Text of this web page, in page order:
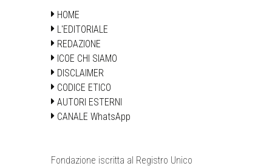
HOME
L'EDITORIALE
REDAZIONE
ICOE CHI SIAMO
DISCLAIMER
CODICE ETICO
AUTORI ESTERNI
CANALE WhatsApp
Fondazione iscritta al Registro Unico